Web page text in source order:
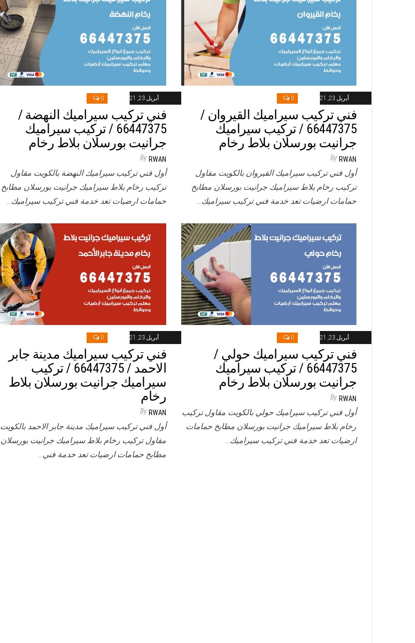
أبريل 23, 2021 0
فني تركيب سيراميك النهضة /
66447375 / تركيب سيراميك
جرانيت بورسلان بلاط رخام
By RWAN
أول فني تركيب سيراميك النهضة بالكويت مقاول
تركيب رخام بلاط سيراميك جرانيت بورسلان مطابخ
حمامات ارضيات تعد خدمة فني تركيب سيراميك…
أبريل 23, 2021 0
فني تركيب سيراميك القيروان /
66447375 / تركيب سيراميك
جرانيت بورسلان بلاط رخام
By RWAN
أول فني تركيب سيراميك القيروان بالكويت مقاول
تركيب رخام بلاط سيراميك جرانيت بورسلان مطابخ
حمامات ارضيات تعد خدمة فني تركيب سيراميك…
أبريل 23, 2021 0
فني تركيب سيراميك مدينة جابر
الاحمد / 66447375 / تركيب
سيراميك جرانيت بورسلان بلاط
رخام
By RWAN
أول فني تركيب سيراميك مدينة جابر الاحمد بالكويت
مقاول تركيب رخام بلاط سيراميك جرانيت بورسلان
مطابخ حمامات ارضيات تعد خدمة فني…
أبريل 23, 2021 0
فني تركيب سيراميك حولي /
66447375 / تركيب سيراميك
جرانيت بورسلان بلاط رخام
By RWAN
أول فني تركيب سيراميك حولي بالكويت مقاول تركيب
رخام بلاط سيراميك جرانيت بورسلان مطابخ حمامات
ارضيات تعد خدمة فني تركيب سيراميك…